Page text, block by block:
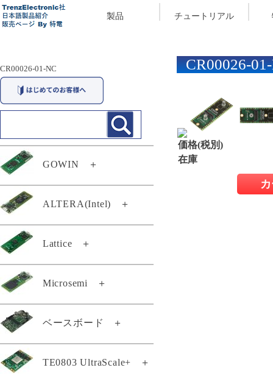
製品 チュートリアル
CR00026-01-NC
GOWIN ＋
29174
29294
TEC0117-01
TEC0117-01-A
ALTERA(Intel) ＋
TEI0003-03-QFCR4A
TEF0008-02-D
TEF0008-03-D
TEI0001-04-DBC83A
TEI0001-04-DBC87A
TEI0001-04-FBC84A
TEI0001-04-FBC88A
Lattice ＋
TE0887-04-M
TE0889-03
TEL0001-02
TEL0001-03-CG41A
Microsemi ＋
TEM0001-01A-ABC-2
TEM0001-02-ABC42-A
TEM0002-02-010CA
ベースボード ＋
TE0701-06
TE0803 UltraScale+ ＋
CR00026-
価格(税別)
在庫